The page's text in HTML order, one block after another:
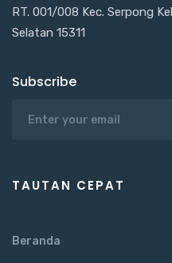
RT. 001/008 Kec. Serpong
Selatan 15311
Subscribe
TAUTAN CEPAT
Beranda